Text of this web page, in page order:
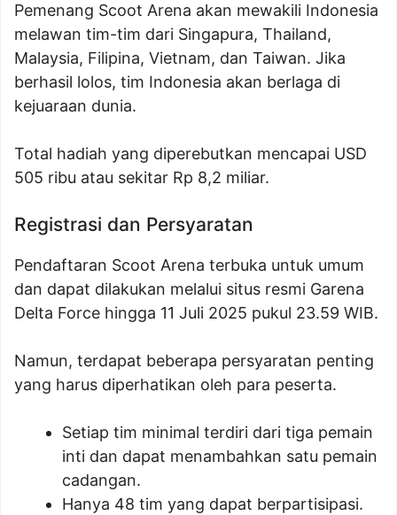
Pemenang Scoot Arena akan mewakili Indonesia
melawan tim-tim dari Singapura, Thailand,
Malaysia, Filipina, Vietnam, dan Taiwan. Jika
berhasil lolos, tim Indonesia akan berlaga di
kejuaraan dunia.
Total hadiah yang diperebutkan mencapai USD
505 ribu atau sekitar Rp 8,2 miliar.
Registrasi dan Persyaratan
Pendaftaran Scoot Arena terbuka untuk umum
dan dapat dilakukan melalui situs resmi Garena
Delta Force hingga 11 Juli 2025 pukul 23.59 WIB.
Namun, terdapat beberapa persyaratan penting
yang harus diperhatikan oleh para peserta.
Setiap tim minimal terdiri dari tiga pemain
inti dan dapat menambahkan satu pemain
cadangan.
Hanya 48 tim yang dapat berpartisipasi.